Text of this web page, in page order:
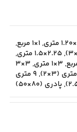
,1×1 مربع
,
,2.25×1.5 متری
,
, 3×1 متری ,
3×3
,
9 متری
,پادری (80×50)